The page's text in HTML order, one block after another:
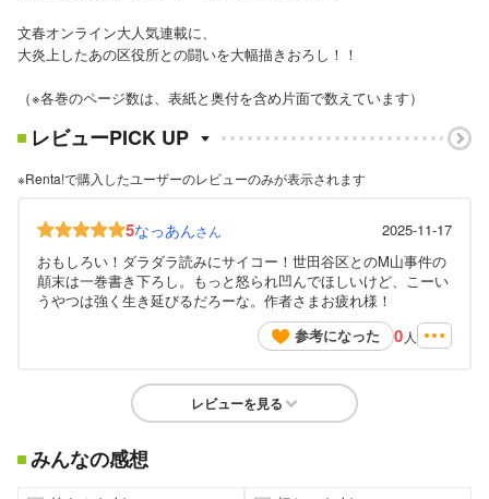
文春オンライン大人気連載に、
大炎上したあの区役所との闘いを大幅描きおろし！！
（※各巻のページ数は、表紙と奥付を含め片面で数えています）
レビューPICK UP
※Renta!で購入したユーザーのレビューのみが表示されます
5なっあんさん
2025-11-17
おもしろい！ダラダラ読みにサイコー！世田谷区とのM山事件の
顛末は一巻書き下ろし。もっと怒られ凹んでほしいけど、こーい
うやつは強く生き延びるだろーな。作者さまお疲れ様！
参考になった
0 人
レビューを見る
みんなの感想